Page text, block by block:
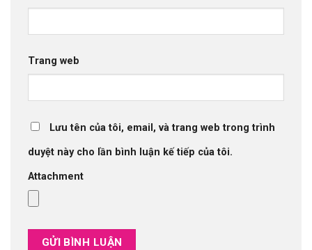
Trang web
Lưu tên của tôi, email, và trang web trong trình
duyệt này cho lần bình luận kế tiếp của tôi.
Attachment